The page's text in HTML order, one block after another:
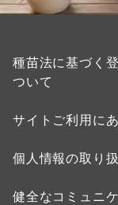
種苗法に基づく
ついて
サイトご利用に
個人情報の取り
健全なコミュニ